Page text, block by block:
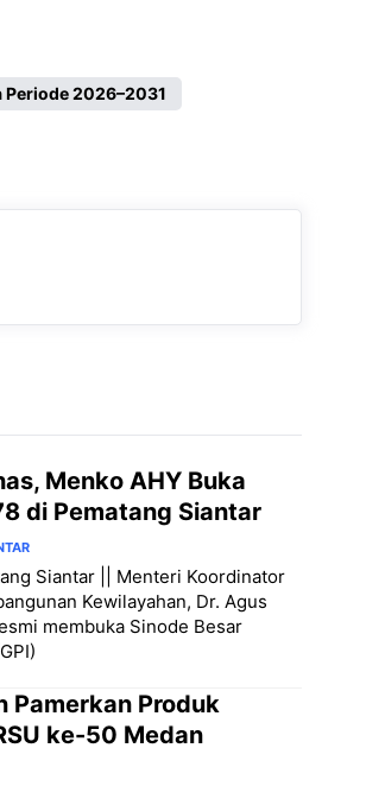
Periode 2026–2031
Menko AHY Buka
di Pematang Siantar
Siantar || Menteri Koordinator
Kewilayahan, Dr. Agus
membuka Sinode Besar
Pamerkan Produk
ke-50 Medan